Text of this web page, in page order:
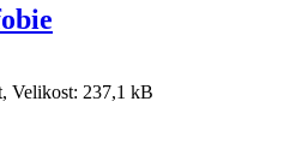
Velikost: 237,1 kB